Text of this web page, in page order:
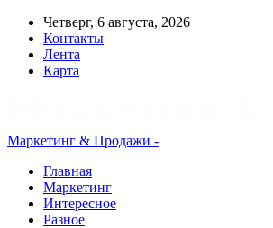
Четверг, 6 августа, 2026
Контакты
Лента
Карта
Маркетинг & Продажи -
Главная
Маркетинг
Интересное
Разное